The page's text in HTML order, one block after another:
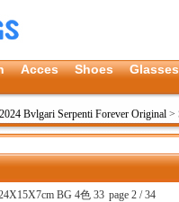
Acces Shoes Glasses
2024 Bvlgari Serpenti Forever Original >
BG 4色 33 page 2 / 34